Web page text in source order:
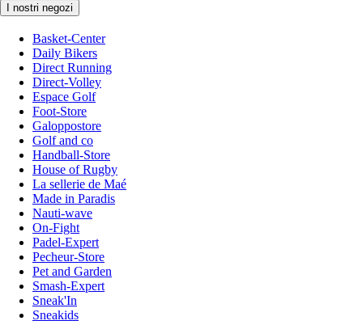
I nostri negozi
Basket-Center
Daily Bikers
Direct Running
Direct-Volley
Espace Golf
Foot-Store
Galoppostore
Golf and co
Handball-Store
House of Rugby
La sellerie de Maé
Made in Paradis
Nauti-wave
On-Fight
Padel-Expert
Pecheur-Store
Pet and Garden
Smash-Expert
Sneak'In
Sneakids